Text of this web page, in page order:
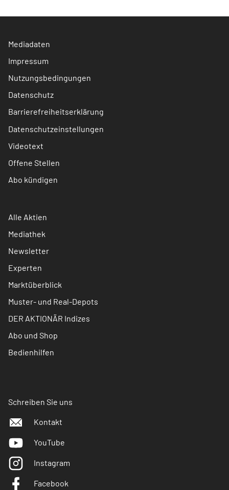
Mediadaten
Impressum
Nutzungsbedingungen
Datenschutz
Barrierefreiheitserklärung
Datenschutzeinstellungen
Videotext
Offene Stellen
Abo kündigen
Alle Aktien
Mediathek
Newsletter
Experten
Marktüberblick
Muster- und Real-Depots
DER AKTIONÄR Indizes
Abo und Shop
Bedienhilfen
Schreiben Sie uns
Kontakt
YouTube
Instagram
Facebook